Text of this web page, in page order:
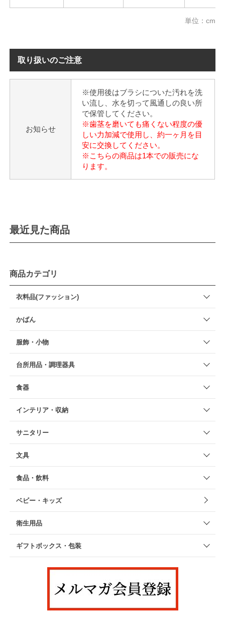
単位：cm
取り扱いのご注意
お知らせ
※使用後はブラシについた汚れを洗
い流し、水を切って風通しの良い所
で保管してください。
※歯茎を磨いても痛くない程度の優
しい力加減で使用し、約一ヶ月を目
安に交換してください。
※こちらの商品は1本での販売にな
ります。
最近見た商品
商品カテゴリ
衣料品(ファッション)
かばん
服飾・小物
台所用品・調理器具
食器
インテリア・収納
サニタリー
文具
食品・飲料
ベビー・キッズ
衛生用品
ギフトボックス・包装